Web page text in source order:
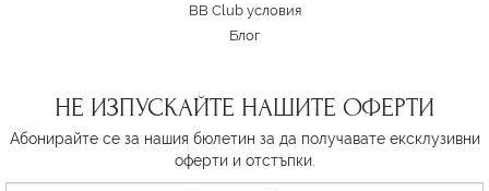
BB Club условия
Блог
НЕ ИЗПУСКАЙТЕ НАШИТЕ ОФЕРТИ
Абонирайте се за нашия бюлетин за да получавате ексклузивни
оферти и отстъпки.